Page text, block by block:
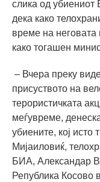
слика од убиениот
дека како
време на неговата
како тогашен
– Вчера преку
присуството на
терористичката
меѓувреме,
убиените, кој исто
Мијаиловиќ,
БИА, Александар
Република